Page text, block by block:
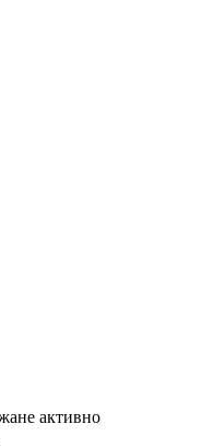
активно